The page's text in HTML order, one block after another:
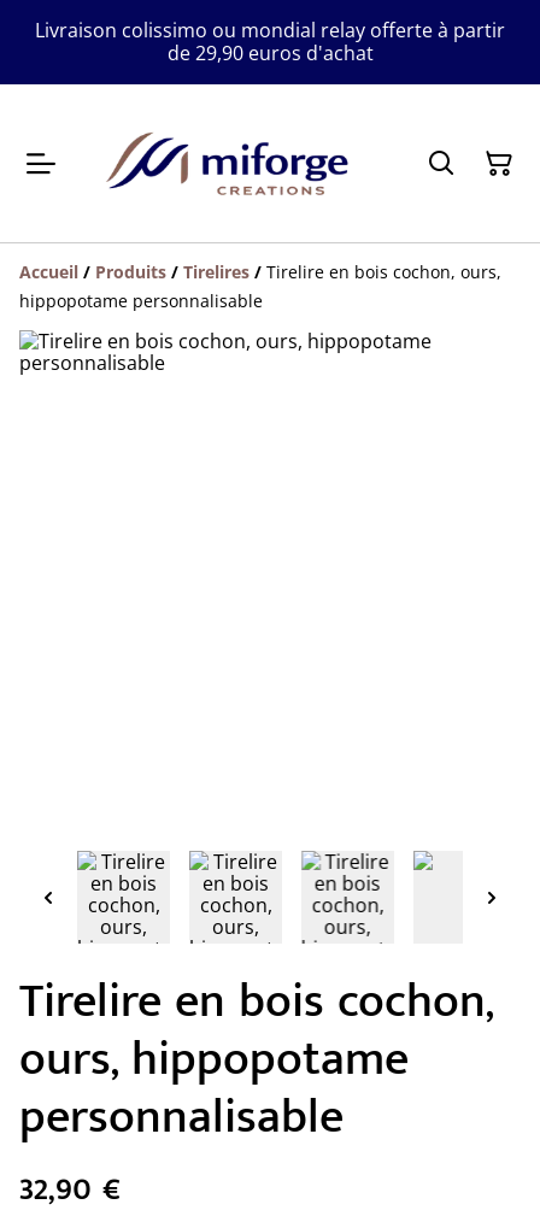
Livraison colissimo ou mondial relay offerte à partir
de 29,90 euros d'achat
Accueil / Produits / Tirelires / Tirelire en bois cochon, ours,
hippopotame personnalisable
Tirelire en bois cochon,
ours, hippopotame
personnalisable
32,90 €